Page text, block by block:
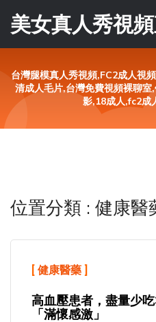
美女真人秀視
台灣腿模真人秀視頻,FC2成人視
清成人毛片,台灣免費視頻裸聊
影,18成人,fc2成
位置分類 : 健康醫
[ 健康醫藥 ]
高血壓患者，盡量少
「滿懷感激」